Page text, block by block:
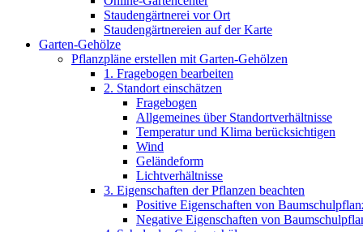
Staudengärtnerei vor Ort
Staudengärtnereien auf der Karte
Garten-Gehölze
Pflanzpläne erstellen mit Garten-Gehölzen
1. Fragebogen bearbeiten
2. Standort einschätzen
Fragebogen
Allgemeines über Standortverhältnisse
Temperatur und Klima berücksichtigen
Wind
Geländeform
Lichtverhältnisse
3. Eigenschaften der Pflanzen beachten
Positive Eigenschaften von
Negative Eigenschaften von